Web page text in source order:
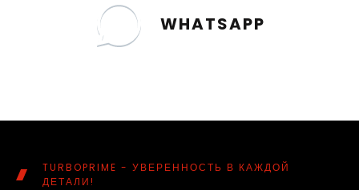
WHATSAPP
TURBOPRIME - УВЕРЕННОСТЬ В КАЖДОЙ
ДЕТАЛИ!